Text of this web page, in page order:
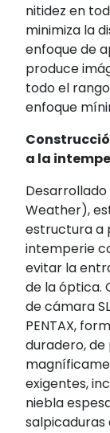
nitidez en
minimiza la
enfoque de
produce
todo el
enfoque
a la
Weather),
estructura a
intemperie
evitar la
de la óptica.
de cámara
PENTAX,
duradero,
exigentes,
niebla
salpicaduras